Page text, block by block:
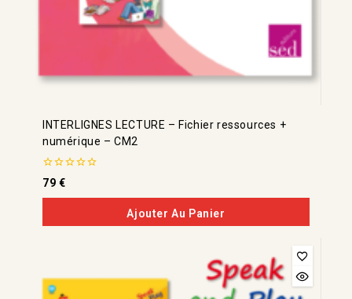
INTERLIGNES LECTURE – Fichier ressources +
numérique – CM2
0
de
5
79 €
Ajouter Au Panier